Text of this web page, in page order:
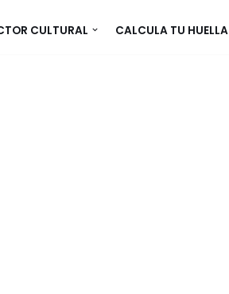
CULTURAL CALCULA TU HUELLA